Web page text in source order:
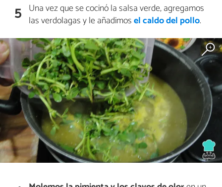
5 Una vez que se cocinó la salsa verde, agregamos
las verdolagas y le añadimosel caldo del pollo.